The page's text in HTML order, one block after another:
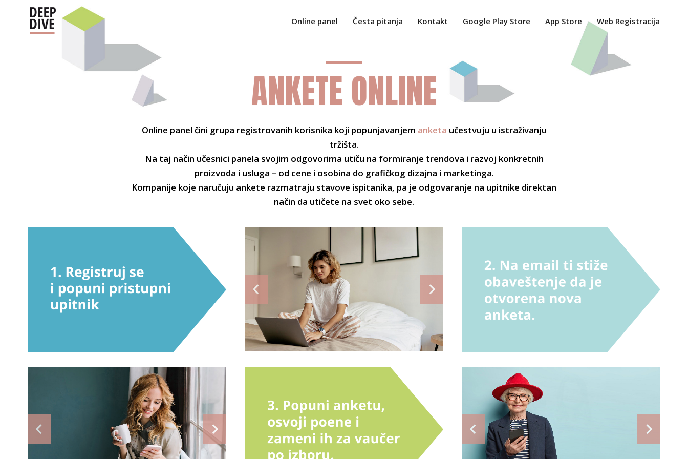
Online panel Česta pitanja Kontakt Google Play Store App Store Web Registracija
ANKETE ONLINE
Online panel čini grupa registrovanih korisnika koji popunjavanjem anketa učestvuju u istraživanju
tržišta.
Na taj način učesnici panela svojim odgovorima utiču na formiranje trendova i razvoj konkretnih
proizvoda i usluga – od cene i osobina do grafičkog dizajna i marketinga.
Kompanije koje naručuju ankete razmatraju stavove ispitanika, pa je odgovaranje na upitnike direktan
način da utičete na svet oko sebe.